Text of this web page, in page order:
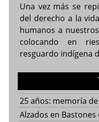
Una vez más se
del derecho a la
humanos a
colocando en
resguardo indígena
25 años: memoría
Alzados en